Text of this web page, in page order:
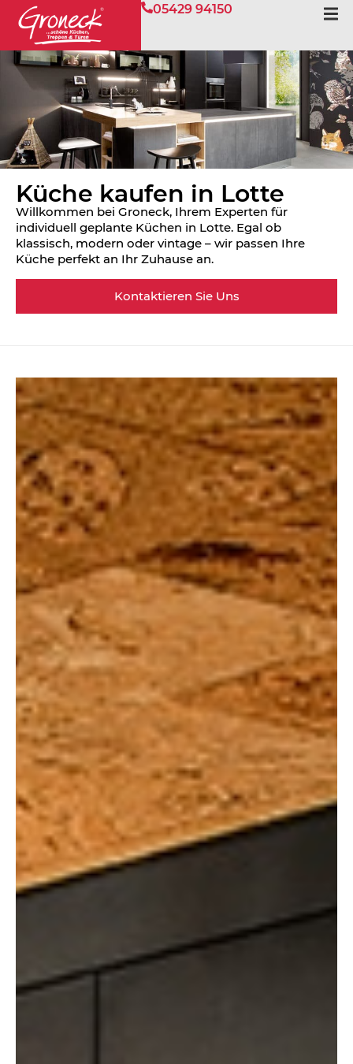
05429 94150
Küche kaufen in Lotte
Willkommen bei Groneck, Ihrem Experten für
individuell geplante Küchen in Lotte. Egal ob
klassisch, modern oder vintage – wir passen Ihre
Küche perfekt an Ihr Zuhause an.
Kontaktieren Sie Uns